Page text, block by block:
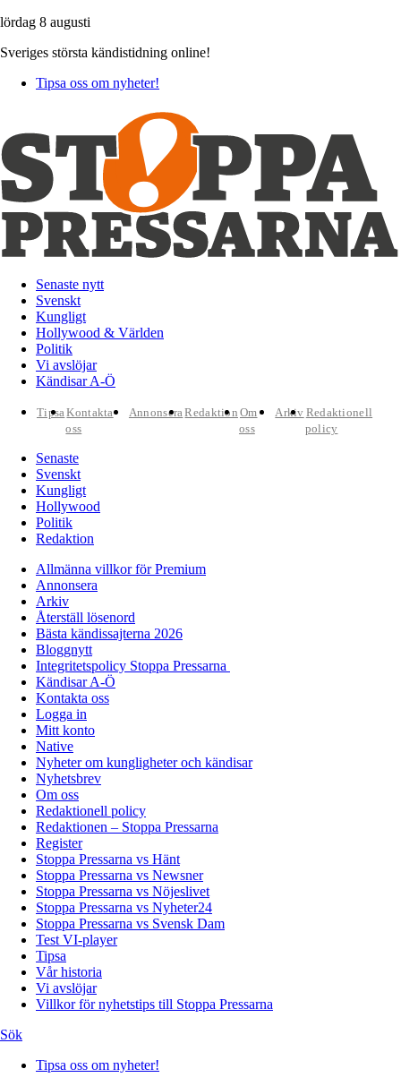
lördag 8 augusti
Sveriges största kändistidning online!
Tipsa oss om nyheter!
Senaste nytt
Svenskt
Kungligt
Hollywood & Världen
Politik
Vi avslöjar
Kändisar A-Ö
TipsaKontakta
oss
AnnonseraRedaktion Om
oss
Arkiv Redaktionell
policy
Senaste
Svenskt
Kungligt
Hollywood
Politik
Redaktion
Allmänna villkor för Premium
Annonsera
Arkiv
Återställ lösenord
Bästa kändissajterna 2026
Bloggnytt
Integritetspolicy Stoppa Pressarna
Kändisar A-Ö
Kontakta oss
Logga in
Mitt konto
Native
Nyheter om kungligheter och kändisar
Nyhetsbrev
Om oss
Redaktionell policy
Redaktionen – Stoppa Pressarna
Register
Stoppa Pressarna vs Hänt
Stoppa Pressarna vs Newsner
Stoppa Pressarna vs Nöjeslivet
Stoppa Pressarna vs Nyheter24
Stoppa Pressarna vs Svensk Dam
Test VI-player
Tipsa
Vår historia
Vi avslöjar
Villkor för nyhetstips till Stoppa Pressarna
Sök
Tipsa oss om nyheter!